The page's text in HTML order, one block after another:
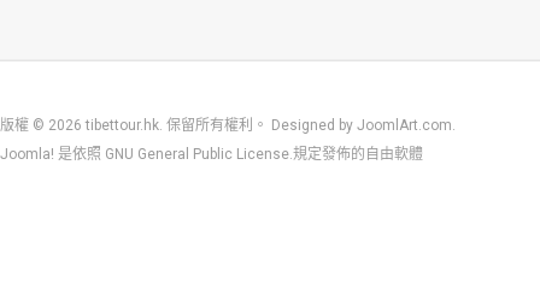
版權 © 2026 tibettour.hk. 保留所有權利。 Designed by JoomlArt.com
Joomla! 是依照 GNU General Public License. 規定發佈的自由軟體